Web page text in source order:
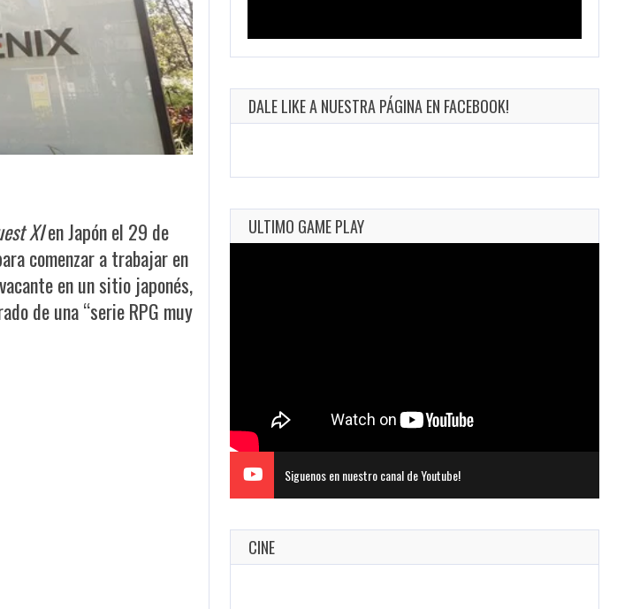
XIen Japón el 29 de
comenzar a trabajar en
en un sitio japonés,
de una “serie RPG muy
DALE LIKE A NUESTRA PÁGINA EN FACEBOOK!
ULTIMO GAME PLAY
Siguenos en nuestro canal de Youtube!
CINE